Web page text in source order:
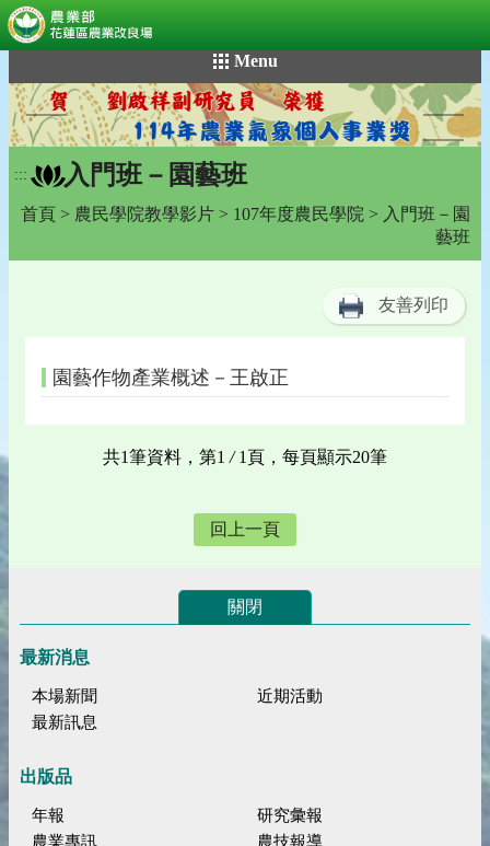
到
主
要
內
容
塊
Menu
::: 入門班－園藝班
首頁 > 農民學院教學影片 > 107年度農民學院 > 入門班－園
藝班
友善列印
園藝作物產業概述－王啟正
共1筆資料，第1 /1頁，每頁顯示20筆
回上一頁
關閉
最新消息
本場新聞
近期活動
最新訊息
出版品
年報
研究彙報
農業專訊
農技報導